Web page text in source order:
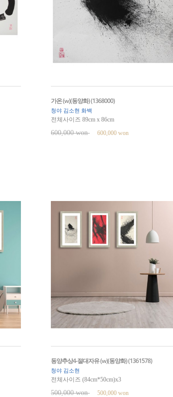
가온 (w)(동양화) (1368000)
청야 김소현 화백
전체사이즈 89cm x 86cm
600,000 won 600,000 won
동양추상4-절대자유 (w)(동양화) (1361578)
청야 김소현
전체사이즈 (84cm*50cm)x3
500,000 won 500,000 won